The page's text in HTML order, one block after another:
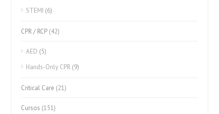
STEMI (6)
CPR / RCP (42)
AED (5)
Hands-Only CPR (9)
Critical Care (21)
Cursos (151)